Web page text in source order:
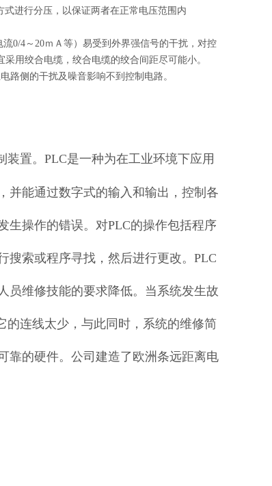
进行分压，以保证两者在正常电压范围内
0/4～20ｍＡ等）易受到外界强信号的干扰，对控
用绞合电缆，绞合电缆的绞合间距尽可能小。
路侧的干扰及噪音影响不到控制电路。
置。PLC是一种为在工业环境下应用
并能通过数字式的输入和输出，控制各
生操作的错误。对PLC的操作包括程序
搜索或程序寻找，然后进行更改。PLC
员维修技能的要求降低。当系统发生故
的连线太少，与此同时，系统的维修简
靠的硬件。公司建造了欧洲条远距离电